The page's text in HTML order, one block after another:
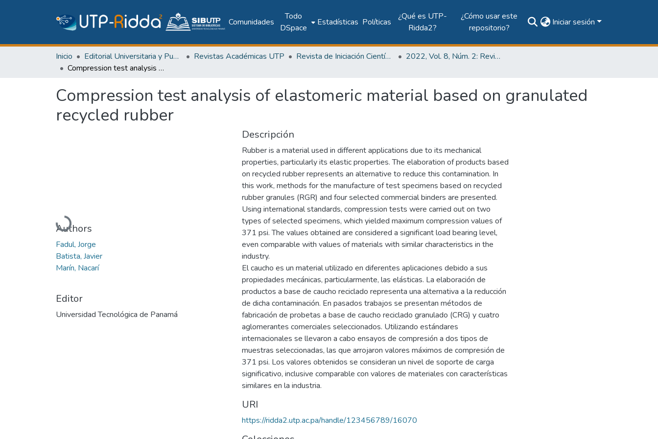
Comunidades
Todo
DSpace
Estadísticas Políticas
¿Qué es UTP-
Ridda2?
¿Cómo usar este
repositorio?
Iniciar sesión
Inicio Editorial Universitaria y Publicaciones Seriadas Revistas Académicas UTP Revista de Iniciación Científica
2022, Vol. 8, Núm. 2: Revista de Iniciación Científica
Compression test analysis of elastomeric material based on granulated recycled rubber
Compression test analysis of elastomeric material based on granulated
recycled rubber
Cargando...
Authors
Fadul, Jorge
Batista, Javier
Marín, Nacarí
Editor
Universidad Tecnológica de Panamá
Descripción
Rubber is a material used in different applications due to its mechanical
properties, particularly its elastic properties. The elaboration of products based
on recycled rubber represents an alternative to reduce this contamination. In
this work, methods for the manufacture of test specimens based on recycled
rubber granules (RGR) and four selected commercial binders are presented.
Using international standards, compression tests were carried out on two
types of selected specimens, which yielded maximum compression values of
371 psi. The values obtained are considered a significant load bearing level,
even comparable with values of materials with similar characteristics in the
industry.
El caucho es un material utilizado en diferentes aplicaciones debido a sus
propiedades mecánicas, particularmente, las elásticas. La elaboración de
productos a base de caucho reciclado representa una alternativa a la reducción
de dicha contaminación. En pasados trabajos se presentan métodos de
fabricación de probetas a base de caucho reciclado granulado (CRG) y cuatro
aglomerantes comerciales seleccionados. Utilizando estándares
internacionales se llevaron a cabo ensayos de compresión a dos tipos de
muestras seleccionadas, las que arrojaron valores máximos de compresión de
371 psi. Los valores obtenidos se consideran un nivel de soporte de carga
significativo, inclusive comparable con valores de materiales con características
similares en la industria.
URI
https://ridda2.utp.ac.pa/handle/123456789/16070